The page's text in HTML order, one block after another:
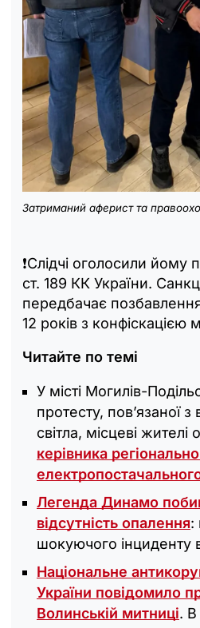
Затриманий аферист та
❗️Слідчі оголосили йому
ст. 189 КК України.
передбачає
12 років з конфіскацією
Читайте по темі
У місті Могилів-
протесту, пов’язаної
світла, місцеві жителі
керівника
Легенда Динамо
відсутність опалення:
шокуючого інциденту
Національне
України повідомило
Волинській митниці. В